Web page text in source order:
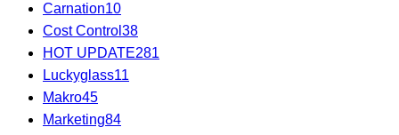
Carnation10
Cost Control 38
HOT UPDATE281
Luckyglass11
Makro45
Marketing84